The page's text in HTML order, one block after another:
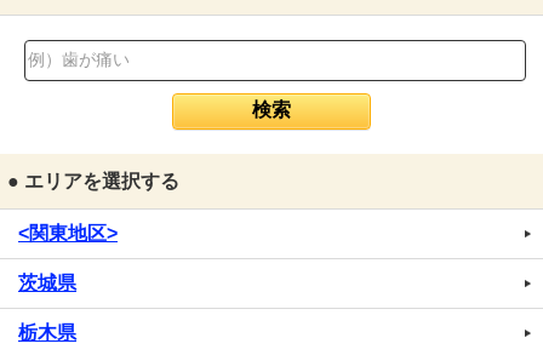
● エリアを選択する
<関東地区>
茨城県
栃木県